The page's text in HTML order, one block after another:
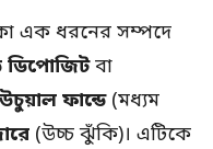
এক ধরনের সম্পদে
ডিপোজিটবা
ফান্ডে(মধ্যম
(উচ্চ ঝুঁকি)। এটিকে